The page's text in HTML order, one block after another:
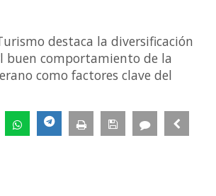
destaca la diversificación
buen comportamiento de la
como factores clave del